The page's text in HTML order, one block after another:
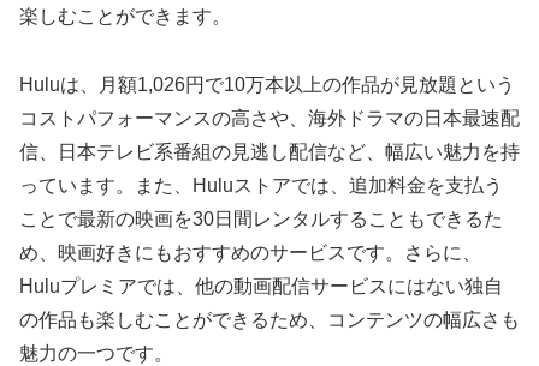
楽しむことができます。
Huluは、月額1,026円で10万本以上の作品が見放題という
コストパフォーマンスの高さや、海外ドラマの日本最速配
信、日本テレビ系番組の見逃し配信など、幅広い魅力を持
っています。また、Huluストアでは、追加料金を支払う
ことで最新の映画を30日間レンタルすることもできるた
め、映画好きにもおすすめのサービスです。さらに、
Huluプレミアでは、他の動画配信サービスにはない独自
の作品も楽しむことができるため、コンテンツの幅広さも
魅力の一つです。